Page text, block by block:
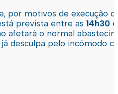
por motivos de execução
prevista entre as 14h30
afetará o normal
desculpa pelo incómodo